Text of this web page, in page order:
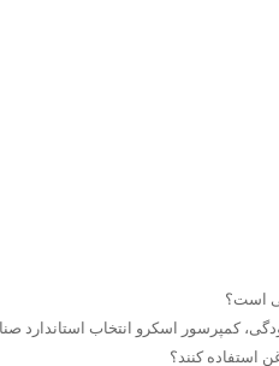
کمپرسور اسکرو انتخاب استاندارد